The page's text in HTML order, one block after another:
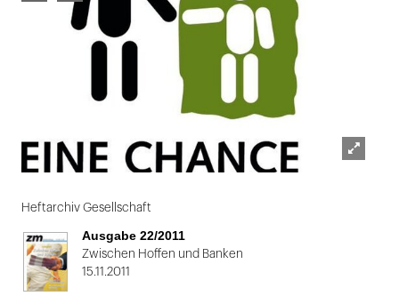
1
von
2
Heftarchiv Gesellschaft
Ausgabe 22/2011
Zwischen Hoffen und Banken
15.11.2011